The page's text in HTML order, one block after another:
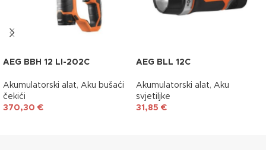
AEG BBH 12 LI-202C
Akumulatorski alat, Aku bušaći
čekići
370,30 €
AEG BLL 12C
Akumulatorski alat, Aku
svjetiljke
31,85 €